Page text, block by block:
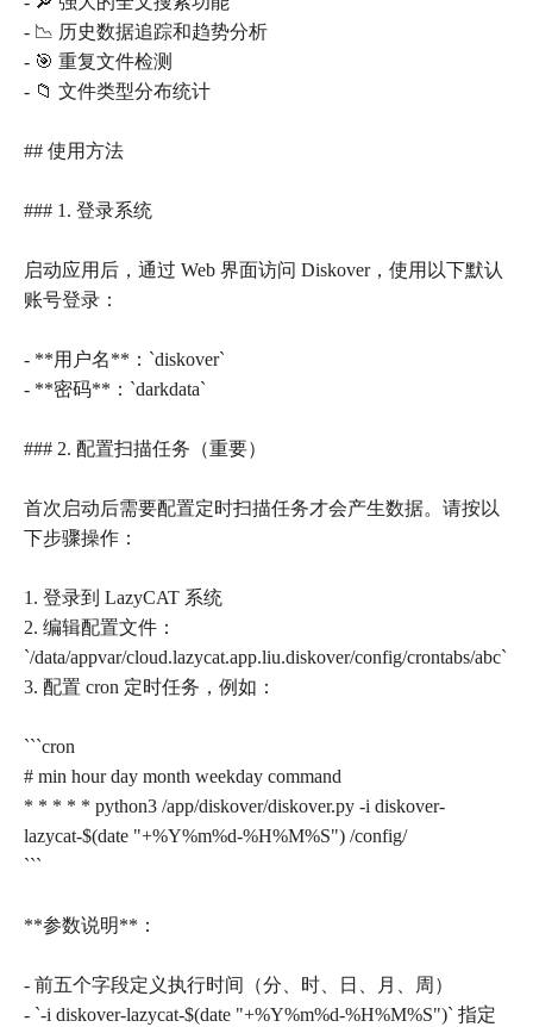
- 📉 历史数据追踪和趋势分析
- 🎯 重复文件检测
- 📁 文件类型分布统计
## 使用方法
### 1. 登录系统
启动应用后，通过 Web 界面访问 Diskover，使用以下默认
账号登录：
- **用户名**：`diskover`
- **密码**：`darkdata`
### 2. 配置扫描任务（重要）
首次启动后需要配置定时扫描任务才会产生数据。请按以
下步骤操作：
1. 登录到 LazyCAT 系统
2. 编辑配置文件：
`/data/appvar/cloud.lazycat.app.liu.diskover/config/crontabs/abc`
3. 配置 cron 定时任务，例如：
```cron
# min hour day month weekday command
* * * * * python3 /app/diskover/diskover.py -i diskover-
lazycat-$(date "+%Y%m%d-%H%M%S") /config/
```
**参数说明**：
- 前五个字段定义执行时间（分、时、日、月、周）
- `-i diskover-lazycat-$(date "+%Y%m%d-%H%M%S")` 指定